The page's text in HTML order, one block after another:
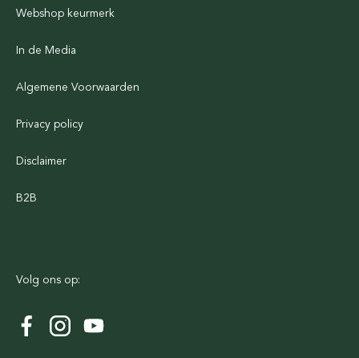
Webshop keurmerk
In de Media
Algemene Voorwaarden
Privacy policy
Disclaimer
B2B
Volg ons op: